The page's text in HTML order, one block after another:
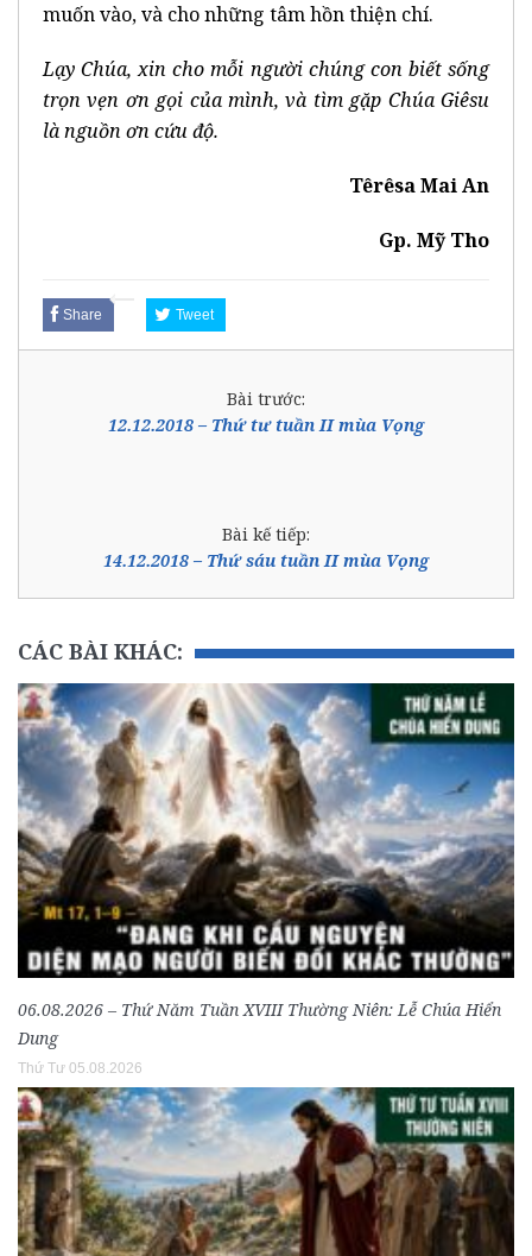
muốn vào, và cho những tâm hồn thiện chí.
Lạy Chúa, xin cho mỗi người chúng con biết sống
trọn vẹn ơn gọi của mình, và tìm gặp Chúa Giêsu
là nguồn ơn cứu độ.
Têrêsa Mai An
Gp. Mỹ Tho
Share Tweet
Bài trước:
12.12.2018 – Thứ tư tuần II mùa Vọng
Bài kế tiếp:
14.12.2018 – Thứ sáu tuần II mùa Vọng
CÁC BÀI KHÁC:
06.08.2026 – Thứ Năm Tuần XVIII Thường Niên: Lễ Chúa Hiển
Dung
Thứ Tư 05.08.2026